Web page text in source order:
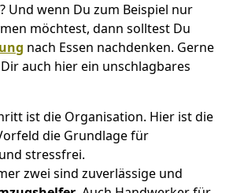
? Und wenn Du zum Beispiel nur
möchtest, dann solltest Du
nach Essen nachdenken. Gerne
auch hier ein unschlagbares
ist die Organisation. Hier ist die
die Grundlage für
stressfrei.
zwei sind zuverlässige und